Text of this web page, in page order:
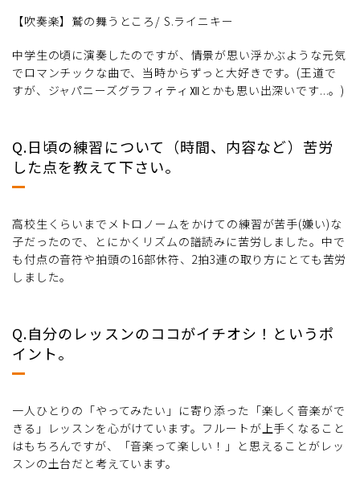
【吹奏楽】鷲の舞うところ/ S.ライニキー
中学生の頃に演奏したのですが、情景が思い浮かぶような元気
でロマンチックな曲で、当時からずっと大好きです。(王道で
すが、ジャパニーズグラフィティⅫとかも思い出深いです...。)
Q.日頃の練習について（時間、内容など）苦労
した点を教えて下さい。
高校生くらいまでメトロノームをかけての練習が苦手(嫌い)な
子だったので、とにかくリズムの譜読みに苦労しました。中で
も付点の音符や拍頭の16部休符、2拍3連の取り方にとても苦労
しました。
Q.自分のレッスンのココがイチオシ！というポ
イント。
一人ひとりの「やってみたい」に寄り添った「楽しく音楽がで
きる」レッスンを心がけています。フルートが上手くなること
はもちろんですが、「音楽って楽しい！」と思えることがレッ
スンの土台だと考えています。